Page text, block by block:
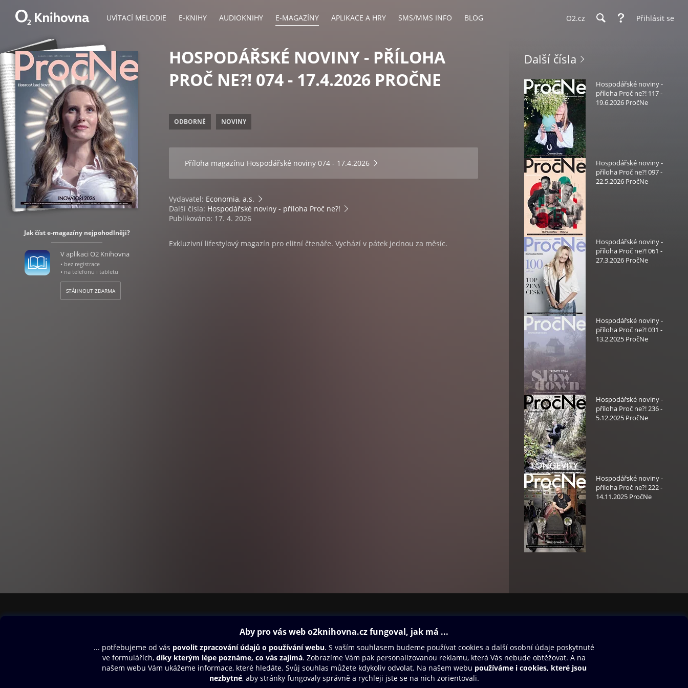
UVÍTACÍ MELODIE E-KNIHY AUDIOKNIHY E-MAGAZÍNY APLIKACE A HRY SMS/MMS INFO BLOG O2.cz Přihlásit se
Jak číst e-magazíny nejpohodlněji?
V aplikaci O2 Knihovna
• bez registrace
• na telefonu i tabletu
STÁHNOUT ZDARMA
HOSPODÁŘSKÉ NOVINY - PŘÍLOHA
PROČ NE?! 074 - 17.4.2026 PROČNE
ODBORNÉ NOVINY
Příloha magazínu Hospodářské noviny 074 - 17.4.2026
Vydavatel: Economia, a.s.
Další čísla: Hospodářské noviny - příloha Proč ne?!
Publikováno: 17. 4. 2026
Exkluzivní lifestylový magazín pro elitní čtenáře. Vychází v pátek jednou za měsíc.
Další čísla
Hospodářské noviny -
příloha Proč ne?! 117 -
19.6.2026 PročNe
Hospodářské noviny -
příloha Proč ne?! 097 -
22.5.2026 PročNe
Hospodářské noviny -
příloha Proč ne?! 061 -
27.3.2026 PročNe
Hospodářské noviny -
příloha Proč ne?! 031 -
13.2.2025 PročNe
Hospodářské noviny -
příloha Proč ne?! 236 -
5.12.2025 PročNe
Hospodářské noviny -
příloha Proč ne?! 222 -
14.11.2025 PročNe
Aplikace a hry
SMS/MMS Info
Blog
Dárkový poukaz
Nápověda
Napište nám
Oneplay Originály
Sport